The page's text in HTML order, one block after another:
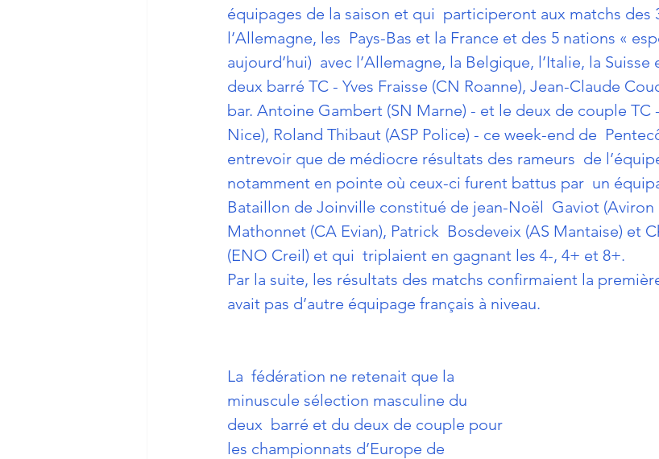
équipages de la saison et qui  participeront aux matchs des
l’Allemagne, les  Pays-Bas et la France et des 5 nations «
aujourd’hui)  avec l’Allemagne, la Belgique, l’Italie, la
deux barré TC - Yves Fraisse (CN Roanne), Jean-Claude
bar. Antoine Gambert (SN Marne) - et le deux de couple TC
Nice), Roland Thibaut (ASP Police) - ce week-end de
entrevoir que de médiocre résultats des rameurs  de
notamment en pointe où ceux-ci furent battus par  un
Bataillon de Joinville constitué de jean-Noël  Gaviot (Aviron
Mathonnet (CA Evian), Patrick  Bosdeveix (AS Mantaise) et
(ENO Creil) et qui  triplaient en gagnant les 4-, 4+ et 8+.
Par la suite, les résultats des matchs confirmaient la
avait pas d’autre équipage français à niveau.
La  fédération ne retenait que la
minuscule sélection masculine du
deux  barré et du deux de couple pour
les championnats d’Europe de